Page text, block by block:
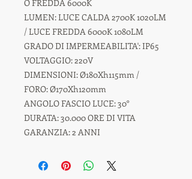
O FREDDA 6000K
LUMEN: LUCE CALDA 2700K 1020LM
/ LUCE FREDDA 6000K 1080LM
GRADO DI IMPERMEABILITA': IP65
VOLTAGGIO: 220V
DIMENSIONI: Ø180Xh115mm /
FORO: Ø170Xh120mm
ANGOLO FASCIO LUCE: 30°
DURATA: 30.000 ORE DI VITA
GARANZIA: 2 ANNI